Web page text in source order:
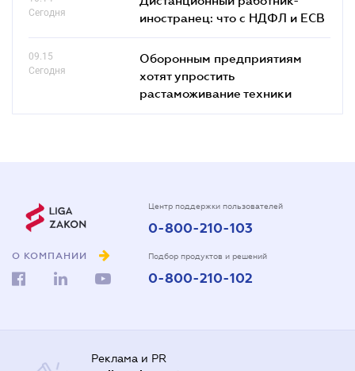
Сегодня
иностранец: что с НДФЛ и ЕСВ
09.15
Сегодня
Оборонным предприятиям
хотят упростить
растаможивание техники
О КОМПАНИИ
Центр поддержки пользователей
0-800-210-103
Подбор продуктов и решений
0-800-210-102
Реклама и PR